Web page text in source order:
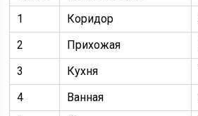
1
Коридор
2
Прихожая
3
Кухня
4
Ванная